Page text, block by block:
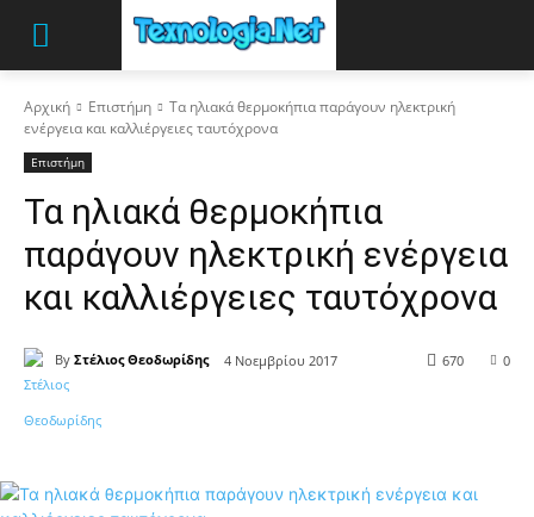
Αρχική Επιστήμη
Τα ηλιακά θερμοκήπια παράγουν ηλεκτρική
ενέργεια και καλλιέργειες ταυτόχρονα
Επιστήμη
Τα ηλιακά θερμοκήπια
παράγουν ηλεκτρική ενέργεια
και καλλιέργειες ταυτόχρονα
By Στέλιος Θεοδωρίδης 4 Νοεμβρίου 2017 0
670